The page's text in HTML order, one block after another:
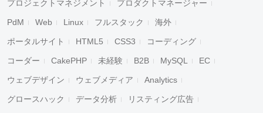
プロジェクトマネジメント プロダクトマネージャー
PdM Web Linux フルスタック 海外
ポータルサイト HTML5 CSS3 コーディング
コーダー CakePHP 未経験 B2B MySQL EC
ウェブデザイン ウェブメディア Analytics
グロースハック データ分析 リスティング広告